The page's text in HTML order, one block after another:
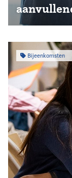
Bijeenkomsten